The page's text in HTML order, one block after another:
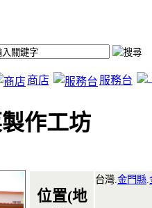
商店 服務台
作工坊
位置(地
台灣. 金門縣